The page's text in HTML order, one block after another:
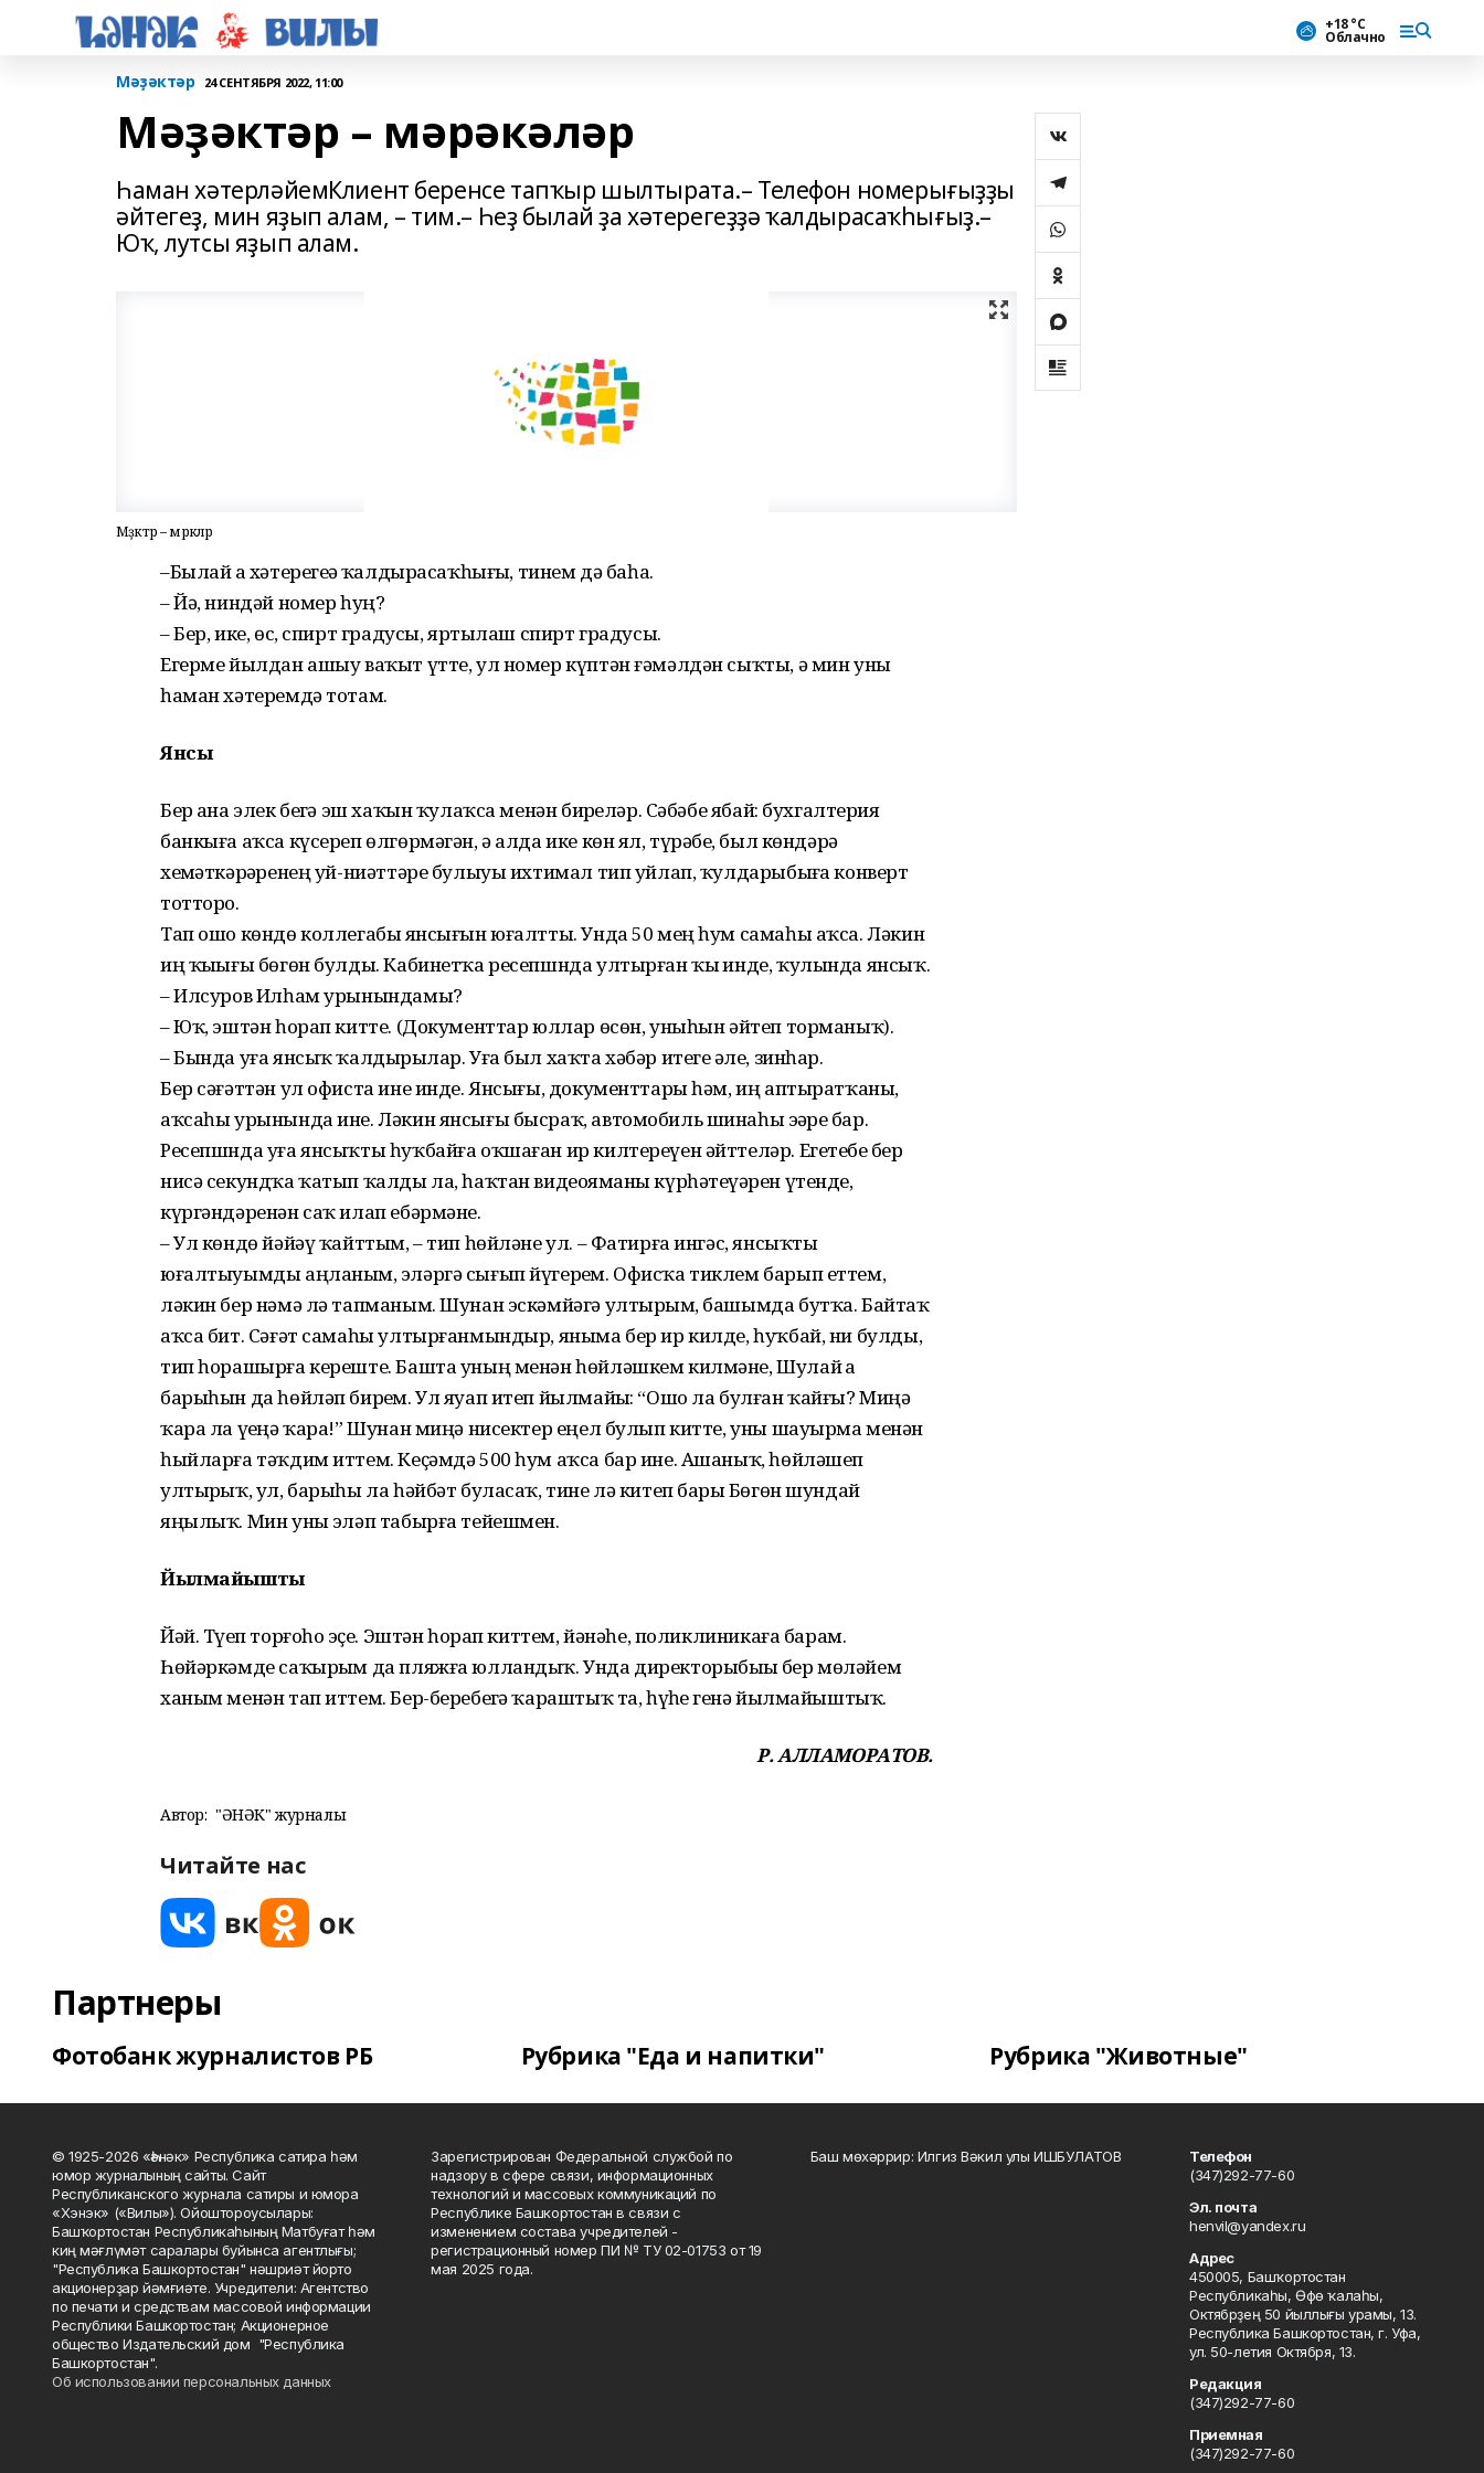
+18 °С
Облачно
Мәҙәктәр 24 СЕНТЯБРЯ 2022, 11:00
Мәҙәктәр – мәрәкәләр
Һаман хәтерләйемКлиент беренсе тапҡыр шылтырата.– Телефон номерығыҙҙы
әйтегеҙ, мин яҙып алам, – тим.– Һеҙ былай ҙа хәтерегеҙҙә ҡалдырасаҡһығыҙ.–
Юҡ, лутсы яҙып алам.
Мәҙәктәр – мәрәкәләр
–Былай ҙа хәтерегеҙҙә ҡалдыра­саҡ­­­һығыҙ, тинем дә баһа.
– Йә, ниндәй номер һуң?
– Бер, ике, өс, спирт градусы, яртылаш спирт градусы.
Егерме йылдан ашыу ваҡыт үтте, ул номер күптән ғәмәлдән сыҡты, ә мин уны
һаман хәтеремдә тотам.
Янсыҡ
Бер аҙна элек беҙгә эш хаҡын ҡулаҡса менән бирҙеләр. Сәбәбе ябай: бухгалтерия
банкыға аҡса күсереп өлгөрмәгән, ә алда ике көн ял, түрәбеҙ, был көндәрҙә
хеҙмәткәр­ҙәренең уй-ниәттәре булыуы ихтимал тип уйлап, ҡулдарыбыҙға конверт
тотторҙо.
Тап ошо көндө коллегабыҙ янсығын юғалтты. Унда 50 мең һум самаһы аҡса. Ләкин
иң ҡыҙығы бөгөн булды. Кабинетҡа ресепшнда ултырған ҡыҙ инде, ҡулында янсыҡ.
– Илсуров Илһам урынындамы?
– Юҡ, эштән һорап китте. (Документтар юллар өсөн, уныһын әйтеп торманыҡ).
– Бында уға янсыҡ ҡалдырҙылар. Уға был хаҡта хәбәр итегеҙ әле, зинһар.
Бер сәғәттән ул офиста ине инде. Янсығы, документтары һәм, иң аптыратҡаны,
аҡсаһы урынында ине. Ләкин янсығы бысраҡ, автомобиль шинаһы эҙҙәре бар.
Ресепшнда уға янсыҡты һуҡбайға оҡшаған ир килтереүен әйттеләр. Егетебеҙ бер
нисә секундҡа ҡатып ҡалды ла, һаҡтан видеояҙманы күрһәтеүҙәрен үтенде,
күргәндәренән саҡ илап ебәрмәне.
– Ул көндө йәйәү ҡайттым, – тип һөйләне ул. – Фатирға ингәс, янсыҡты
юғалтыуымды аңланым, эҙләргә сығып йүгерҙем. Офисҡа тиклем барып еттем,
ләкин бер нәмә лә тапманым. Шунан эскәмйәгә ултырҙым, башымда бутҡа. Байтаҡ
аҡса бит. Сәғәт самаһы ултырғанмындыр, яныма бер ир килде, һуҡбай, ни булды,
тип һорашырға кереште. Башта уның менән һөйләшкем килмәне, Шулай ҙа
барыһын да һөйләп бирҙем. Ул яуап итеп йылмайҙы: “Ошо ла булған ҡайғы? Миңә
ҡара ла үҙеңә ҡара!” Шунан миңә нисектер еңел булып китте, уны шауырма менән
һыйларға тәҡдим иттем. Кеҫәмдә 500 һум аҡса бар ине. Ашаныҡ, һөйләшеп
ултыр­ҙыҡ, ул, барыһы ла һәйбәт буласаҡ, тине лә китеп барҙы Бөгөн шундай
яңылыҡ. Мин уны эҙләп табырға тейешмен.
Йылмайыштыҡ
Йәй. Түҙеп торғоһоҙ эҫе. Эштән һорап киттем, йәнәһе, поликлиникаға барам.
Һөйәркәмде саҡырҙым да пляжға юлландыҡ. Унда директоры­быҙҙы бер мөләйем
ханым менән тап иттем. Бер-беребеҙгә ҡараштыҡ та, һүҙһеҙ генә йылмайыштыҡ.
Р. АЛЛАМОРАТОВ.
Автор: "ҺӘНӘК" журналы
Читайте нас
Партнеры
Фотобанк журналистов РБ Рубрика "Еда и напитки" Рубрика "Животные"
© 1925-2026 «Һәнәк» Республика сатира һәм
юмор журналының сайты. Сайт
Республиканского журнала сатиры и юмора
«Хэнэк» («Вилы»). Ойоштороусылары:
Башҡортостан Республикаһының Матбуғат һәм
киң мәғлүмәт саралары буйынса агентлығы;
"Республика Башкортостан" нәшриәт йорто
акционерҙар йәмғиәте. Учредители: Агентство
по печати и средствам массовой информации
Республики Башкортостан; Акционерное
общество Издательский дом "Республика
Башкортостан".
Об использовании персональных данных
Зарегистрирован Федеральной службой по
надзору в сфере связи, информационных
технологий и массовых коммуникаций по
Республике Башкортостан в связи с
изменением состава учредителей -
регистрационный номер ПИ № ТУ 02-01753 от 19
мая 2025 года.
Баш мөхәррир: Илгиз Вәкил улы ИШБУЛАТОВ
Телефон
(347)292-77-60
Эл. почта
henvil@yandex.ru
Адрес
450005, Башҡортостан
Республикаһы, Өфө ҡалаһы,
Октябрҙең 50 йыллығы урамы, 13.
Республика Башкортостан, г. Уфа,
ул. 50-летия Октября, 13.
Редакция
(347)292-77-60
Приемная
(347)292-77-60